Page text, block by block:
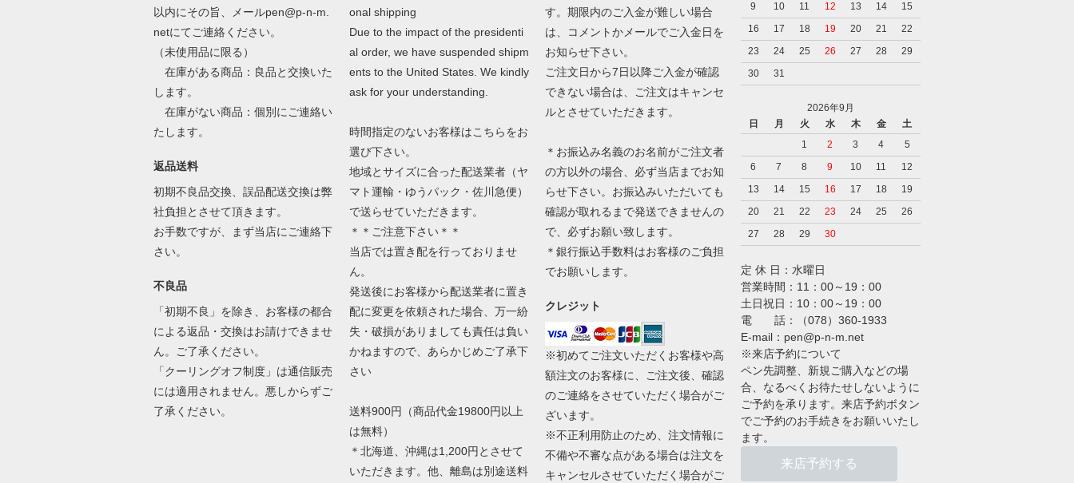
以内にその旨、メールpen@p-n-m.
netにてご連絡ください。
（未使用品に限る）
在庫がある商品：良品と交換いた
します。
在庫がない商品：個別にご連絡い
たします。
返品送料
初期不良品交換、誤品配送交換は弊
社負担とさせて頂きます。
お手数ですが、まず当店にご連絡下
さい。
不良品
「初期不良」を除き、お客様の都合
による返品・交換はお請けできませ
ん。ご了承ください。
「クーリングオフ制度」は通信販売
には適用されません。悪しからずご
了承ください。
onal shipping
Due to the impact of the presidenti
al order, we have suspended shipm
ents to the United States. We kindly
ask for your understanding.
時間指定のないお客様はこちらをお
選び下さい。
地域とサイズに合った配送業者（ヤ
マト運輸・ゆうパック・佐川急便）
で送らせていただきます。
＊＊ご注意下さい＊＊
当店では置き配を行っておりませ
ん。
発送後にお客様から配送業者に置き
配に変更を依頼された場合、万一紛
失・破損がありましても責任は負い
かねますので、あらかじめご了承下
さい
送料900円（商品代金19800円以上
は無料）
＊北海道、沖縄は1,200円とさせて
いただきます。他、離島は別途送料
す。期限内のご入金が難しい場合
は、コメントかメールでご入金日を
お知らせ下さい。
ご注文日から7日以降ご入金が確認
できない場合は、ご注文はキャンセ
ルとさせていただきます。
＊お振込み名義のお名前がご注文者
の方以外の場合、必ず当店までお知
らせ下さい。お振込みいただいても
確認が取れるまで発送できませんの
で、必ずお願い致します。
＊銀行振込手数料はお客様のご負担
でお願いします。
クレジット
※初めてご注文いただくお客様や高
額注文のお客様に、ご注文後、確認
のご連絡をさせていただく場合がご
ざいます。
※不正利用防止のため、注文情報に
不備や不審な点がある場合は注文を
キャンセルさせていただく場合がご
9
10 11 12 13 14
15
16
17 18 19 20 21
22
23
24 25 26 27 28
29
30
31
2026年9月
日
月 火 水 木 金
土
1
2 3 4
5
6
7 8 9 10 11
12
13
14 15 16 17 18
19
20
21 22 23 24 25
26
27
28 29 30
定 休 日：水曜日
営業時間：11：00～19：00
土日祝日：10：00～19：00
電 話：（078）360-1933
E-mail：pen@p-n-m.net
※来店予約について
ペン先調整、新規ご購入などの場
合、なるべくお待たせしないように
ご予約を承ります。来店予約ボタン
でご予約のお手続きをお願いいたし
ます。
来店予約する